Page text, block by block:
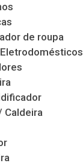
de roupa
Caldeira